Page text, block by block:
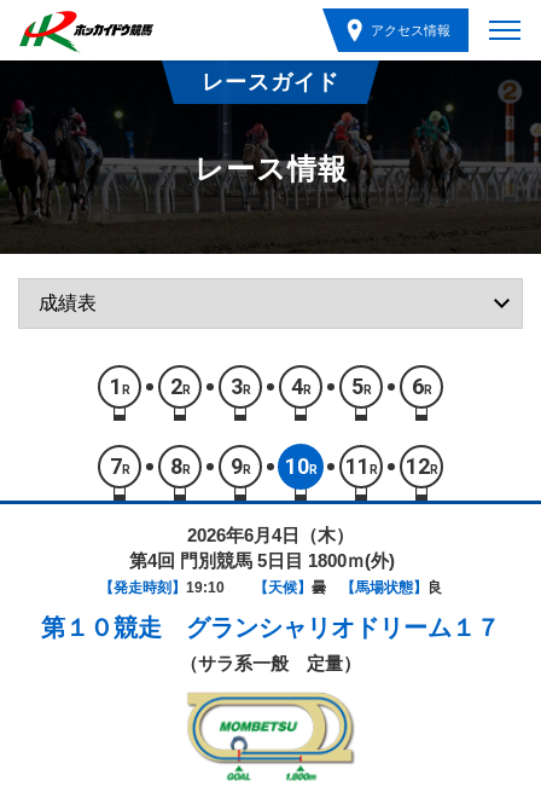
アクセス情報
レースガイド
レース情報
1 R 2R 3R 4R 5R 6R
7 R 8R 9R 10R 11 R 12R
2026年6月4日（木）
第4回 門別競馬 5日目 1800ｍ(外)
【発走時刻】 19:10 【天候】 曇 【馬場状態】 良
第１０競走 グランシャリオドリーム１７
（サラ系一般 定量）